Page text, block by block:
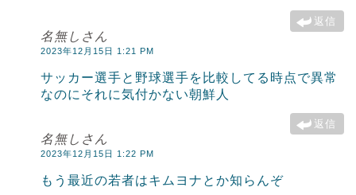
返信
名無しさん
2023年12月15日 1:21 PM
サッカー選手と野球選手を比較してる時点で異常
なのにそれに気付かない朝鮮人
返信
名無しさん
2023年12月15日 1:22 PM
もう最近の若者はキムヨナとか知らんぞ